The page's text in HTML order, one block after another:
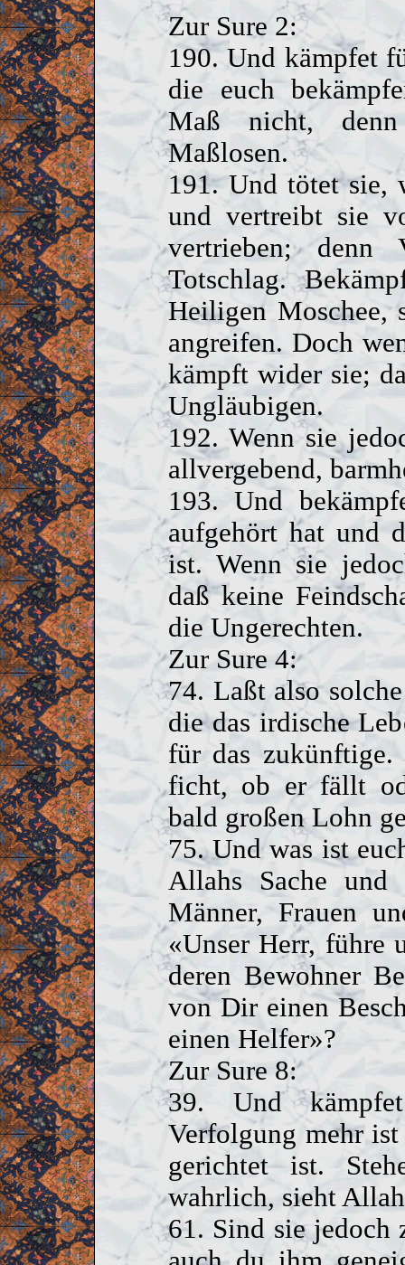
Zur Sure 2:
190. Und kämpfet
die euch
Maß nicht,
Maßlosen.
191. Und tötet sie,
und vertreibt sie
vertrieben; denn
Totschlag.
Heiligen Moschee,
angreifen. Doch
kämpft wider sie;
Ungläubigen.
192. Wenn sie
allvergebend,
193. Und
aufgehört hat und
ist. Wenn sie
daß keine
die Ungerechten.
Zur Sure 4:
74. Laßt also
die das irdische
für das
ficht, ob er fällt
bald großen Lohn
75. Und was ist
Allahs Sache
Männer, Frauen
«Unser Herr, führe
deren Bewohner
von Dir einen
einen Helfer»?
Zur Sure 8:
39. Und
Verfolgung mehr
gerichtet ist.
wahrlich, sieht
61. Sind sie jedoch